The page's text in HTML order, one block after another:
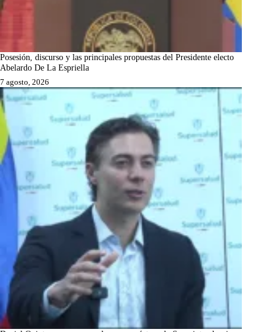
Posesión, discurso y las principales propuestas del Presidente electo
Abelardo De La Espriella
7 agosto, 2026